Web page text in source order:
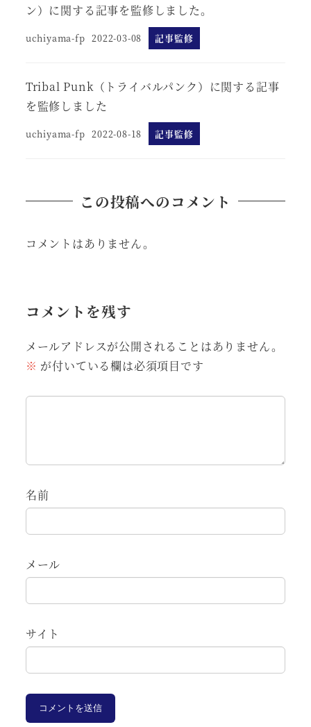
ン）に関する記事を監修しました。
uchiyama-fp 2022-03-08 記事監修
Tribal Punk（トライバルパンク）に関する記事
を監修しました
uchiyama-fp 2022-08-18 記事監修
この投稿へのコメント
コメントはありません。
コメントを残す
メールアドレスが公開されることはありません。
※ が付いている欄は必須項目です
名前
メール
サイト